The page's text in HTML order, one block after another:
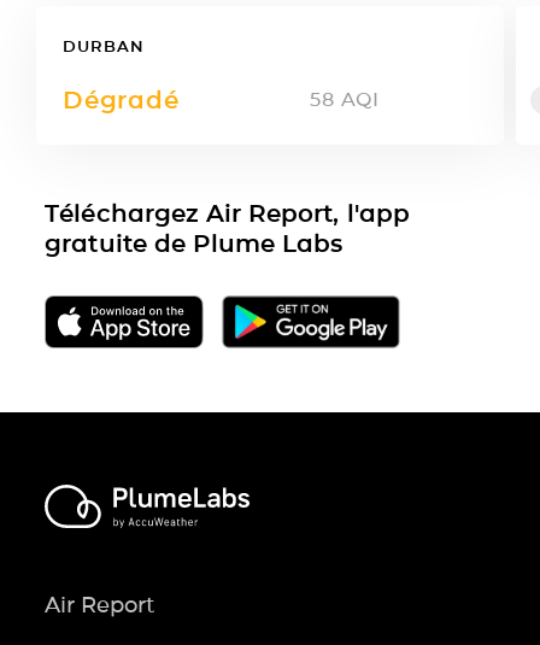
DURBAN
Dégradé 58 AQI
Téléchargez Air Report, l'app
gratuite de Plume Labs
Air Report